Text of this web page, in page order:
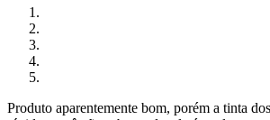
Produto aparentemente bom, porém a tinta